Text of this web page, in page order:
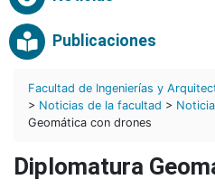
Publicaciones
Facultad de Ingenierías y
> Noticias de la facultad >
Geomática con drones
Diplomatura